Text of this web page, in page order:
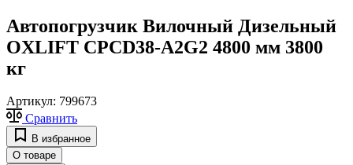
Автопогрузчик Вилочный Дизельный
OXLIFT CPCD38-A2G2 4800 мм 3800
кг
Артикул: 799673
Сравнить
В избранное
О товаре